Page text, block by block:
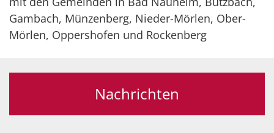
Gambach, Münzenberg, Nieder-Mörlen, Ober-
Mörlen, Oppershofen und Rockenberg
Nachrichten